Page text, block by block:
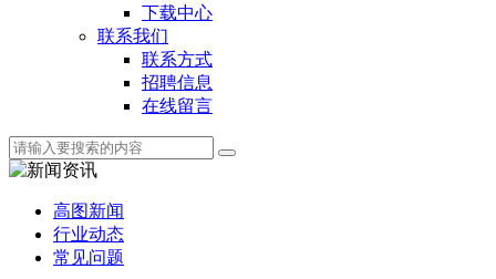
下载中心
联系我们
联系方式
招聘信息
在线留言
高图新闻
行业动态
常见问题